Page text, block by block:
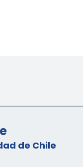
de Chile